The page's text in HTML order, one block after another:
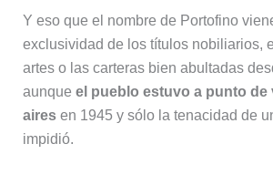
Y eso que el nombre de Portofino
exclusividad de los títulos nobiliarios,
artes o las carteras bien abultadas
aunque el pueblo estuvo a punto de
airesen 1945 y sólo la tenacidad de
impidió.